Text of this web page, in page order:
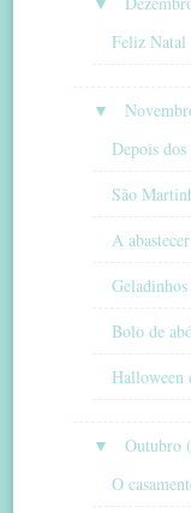
Feliz Natal
▼
Depois
São
A
Bolo de
Halloween
▼
Outubro
O